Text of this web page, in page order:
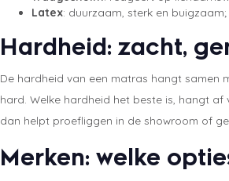
Latex: duurzaam, sterk en
Hardheid: zacht,
De hardheid van een matras hangt samen
hard. Welke hardheid het beste is, hangt af
dan helpt proefliggen in de showroom of
Merken: welke